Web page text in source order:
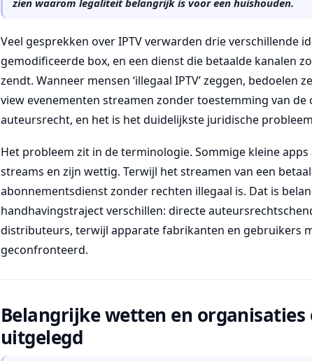
zien waarom legaliteit belangrijk is voor een huishouden.
Veel gesprekken over IPTV verwarden drie verschillende
gemodificeerde box, en een dienst die betaalde kanalen
zendt. Wanneer mensen ‘illegaal IPTV’ zeggen, bedoelen
view evenementen streamen zonder toestemming van
auteursrecht, en het is het duidelijkste juridische
Het probleem zit in de terminologie. Sommige kleine
streams en zijn wettig. Terwijl het streamen van een
abonnementsdienst zonder rechten illegaal is. Dat is
handhavingstraject verschillen: directe
distributeurs, terwijl apparate fabrikanten en gebruikers
geconfronteerd.
Belangrijke wetten en
uitgelegd